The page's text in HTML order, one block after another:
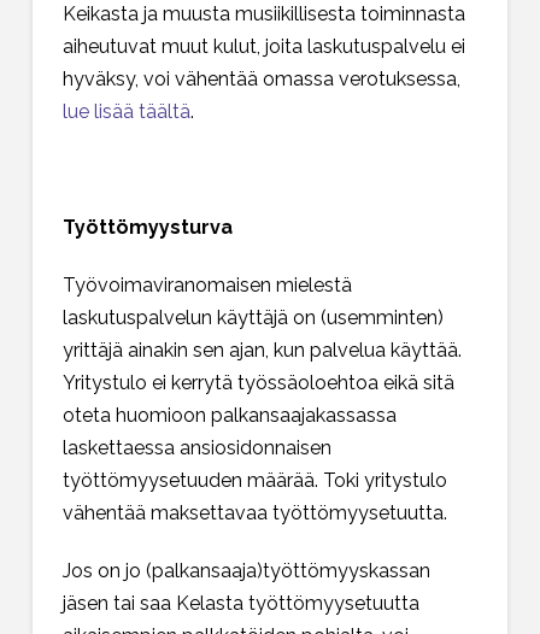
Keikasta ja muusta musiikillisesta toiminnasta
aiheutuvat muut kulut, joita laskutuspalvelu ei
hyväksy, voi vähentää omassa verotuksessa,
lue lisää täältä.
Työttömyysturva
Työvoimaviranomaisen mielestä
laskutuspalvelun käyttäjä on (usemminten)
yrittäjä ainakin sen ajan, kun palvelua käyttää.
Yritystulo ei kerrytä työssäoloehtoa eikä sitä
oteta huomioon palkansaajakassassa
laskettaessa ansiosidonnaisen
työttömyysetuuden määrää. Toki yritystulo
vähentää maksettavaa työttömyysetuutta.
Jos on jo (palkansaaja)työttömyyskassan
jäsen tai saa Kelasta työttömyysetuutta